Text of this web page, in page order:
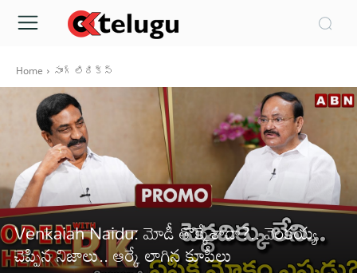
Home సాంగ్ లిరిక్స్
Venkaiah Naidu: మోడీ తొక్కేశాడా?.. వెంకయ్య
చెప్పిన నిజాలు.. ఆర్కే లాగిన కూపీలు